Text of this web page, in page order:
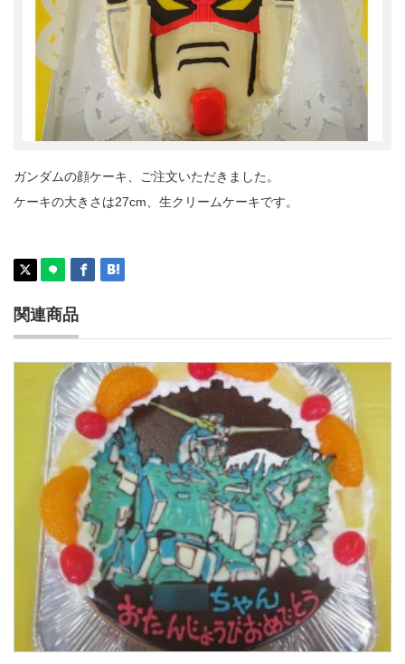
ガンダムの顔ケーキ、ご注文いただきました。
ケーキの大きさは27cm、生クリームケーキです。
関連商品